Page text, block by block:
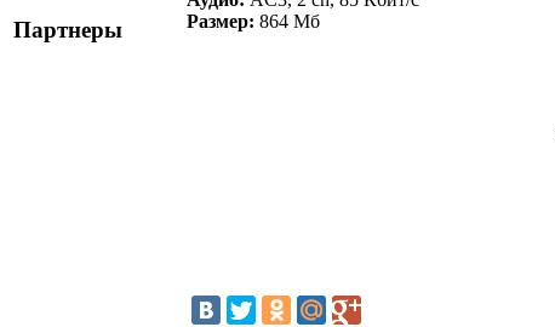
Партнеры
Размер: 864 Мб